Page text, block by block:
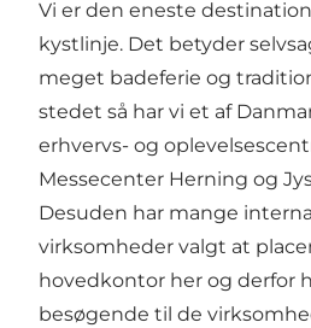
Vi er den eneste
kystlinje. Det betyder
meget badeferie og
stedet så har vi et af
erhvervs- og
Messecenter Herning og
Desuden har mange
virksomheder valgt at
hovedkontor her og derfor
besøgende til de